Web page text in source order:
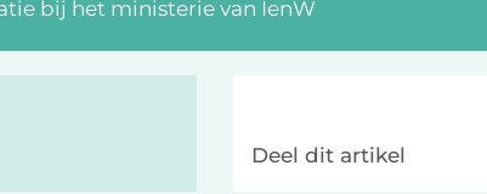
bij het ministerie van IenW
Deel dit artikel